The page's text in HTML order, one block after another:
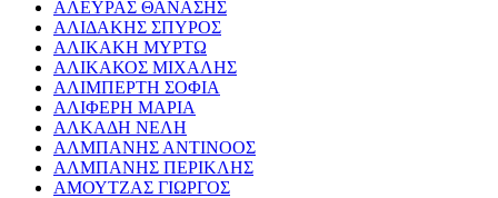
ΑΛΕΥΡΑΣ ΘΑΝΑΣΗΣ
ΑΛΙΔΑΚΗΣ ΣΠΥΡΟΣ
ΑΛΙΚΑΚΗ ΜΥΡΤΩ
ΑΛΙΚΑΚΟΣ ΜΙΧΑΛΗΣ
ΑΛΙΜΠΕΡΤΗ ΣΟΦΙΑ
ΑΛΙΦΕΡΗ ΜΑΡΙΑ
ΑΛΚΑΔΗ ΝΕΛΗ
ΑΛΜΠΑΝΗΣ ΑΝΤΙΝΟΟΣ
ΑΛΜΠΑΝΗΣ ΠΕΡΙΚΛΗΣ
ΑΜΟΥΤΖΑΣ ΓΙΩΡΓΟΣ